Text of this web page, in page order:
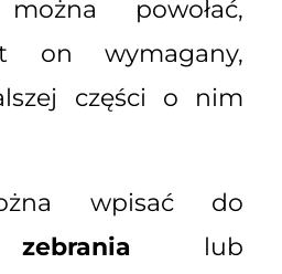
można powołać,
on wymagany,
części o nim
wpisać do
lub